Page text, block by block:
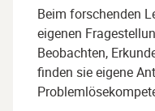
Beim forschenden
eigenen
Beobachten,
finden sie eigene